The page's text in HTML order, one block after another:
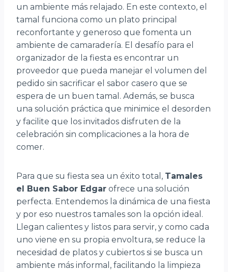
un ambiente más relajado. En este contexto, el
tamal funciona como un plato principal
reconfortante y generoso que fomenta un
ambiente de camaradería. El desafío para el
organizador de la fiesta es encontrar un
proveedor que pueda manejar el volumen del
pedido sin sacrificar el sabor casero que se
espera de un buen tamal. Además, se busca
una solución práctica que minimice el desorden
y facilite que los invitados disfruten de la
celebración sin complicaciones a la hora de
comer.
Para que su fiesta sea un éxito total, Tamales
el Buen Sabor Edgar ofrece una solución
perfecta. Entendemos la dinámica de una fiesta
y por eso nuestros tamales son la opción ideal.
Llegan calientes y listos para servir, y como cada
uno viene en su propia envoltura, se reduce la
necesidad de platos y cubiertos si se busca un
ambiente más informal, facilitando la limpieza